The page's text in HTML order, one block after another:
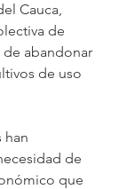
Cauca,
de
abandonar
de uso
han
de
que